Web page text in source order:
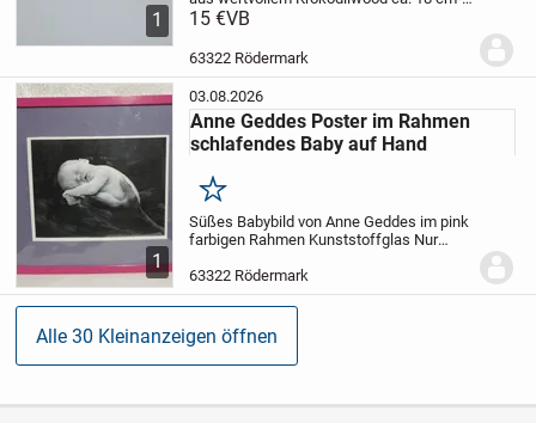
1
neu-Nur Paypal Freunde
15 €VB
63322 Rödermark
1
03.08.2026
Anne Geddes Poster im Rahmen
schlafendes Baby auf Hand
Merken
Süßes Babybild von Anne Geddes im pink
farbigen RahmenKunststoffglas Nur
63322 Rödermark
Alle 30 Kleinanzeigen öffnen